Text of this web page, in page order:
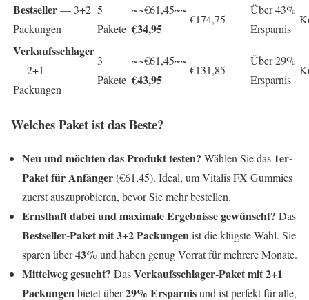
Bestseller— 3+2
Packungen
5
Pakete
~~€61,45~~
€34,95
€174,75
Über 43%
Ersparnis
Verkaufsschlager
— 2+1
Packungen
3
Pakete
~~€61,45~~
€43,95
€131,85
Über 29%
Ersparnis
Welches Paket ist das Beste?
Neu und möchten das Produkt testen? Wählen Sie das 1er-
Paket für Anfänger(€61,45). Ideal, um Vitalis FX Gummies
zuerst auszuprobieren, bevor Sie mehr bestellen.
Ernsthaft dabei und maximale Ergebnisse gewünscht? Das
Bestseller-Paket mit 3+2 Packungenist die klügste Wahl. Sie
sparen über43% und haben genug Vorrat für mehrere Monate.
Mittelweg gesucht? DasVerkaufsschlager-Paket mit 2+1
Packungenbietet über29% Ersparnisund ist perfekt für alle,